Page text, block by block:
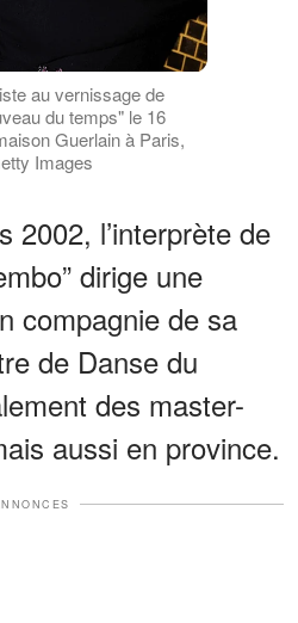
au vernissage de
du temps" le 16
Guerlain à Paris,
Images
2002, l’interprète de
dirige une
compagnie de sa
de Danse du
des master-
aussi en province.